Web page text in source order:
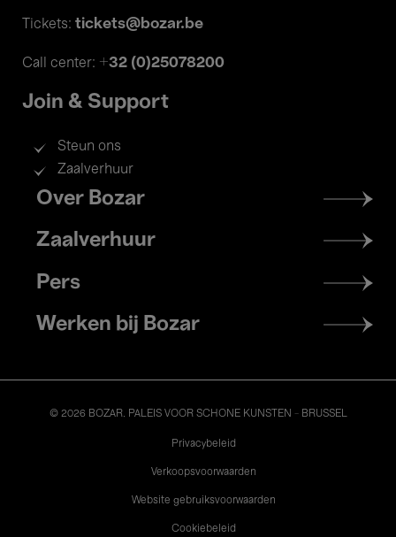
Tickets: tickets@bozar.be
Call center: +32 (0)25078200
Join & Support
Steun ons
Zaalverhuur
Footer
menu
Over Bozar
Zaalverhuur
Pers
Werken bij Bozar
© 2026 BOZAR. PALEIS VOOR SCHONE KUNSTEN - BRUSSEL
Privacybeleid
Verkoopsvoorwaarden
Website gebruiksvoorwaarden
Cookiebeleid